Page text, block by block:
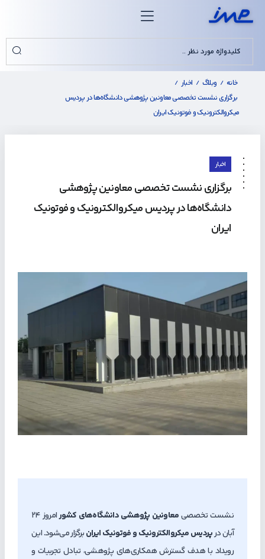
خانه / وبلاگ / اخبار /
برگزاری نشست تخصصی معاونین پژوهشی دانشگاه‌ها در پردیس
میکروالکترونیک و فوتونیک ایران
اخبار
برگزاری نشست تخصصی معاونین پژوهشی
دانشگاه‌ها در پردیس میکروالکترونیک و فوتونیک
ایران
نشست تخصصیمعاونین پژوهشی دانشگاه‌های کشور
امروز ۲۴
آبان درپردیس میکروالکترونیک و فوتونیک ایرانبرگزار می‌شود. این
رویداد با هدف گسترش همکاری‌های پژوهشی، تبادل تجربیات و